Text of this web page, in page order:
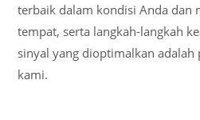
terbaik dalam kondisi Anda dan
tempat, serta langkah-langkah
sinyal yang dioptimalkan
kami.